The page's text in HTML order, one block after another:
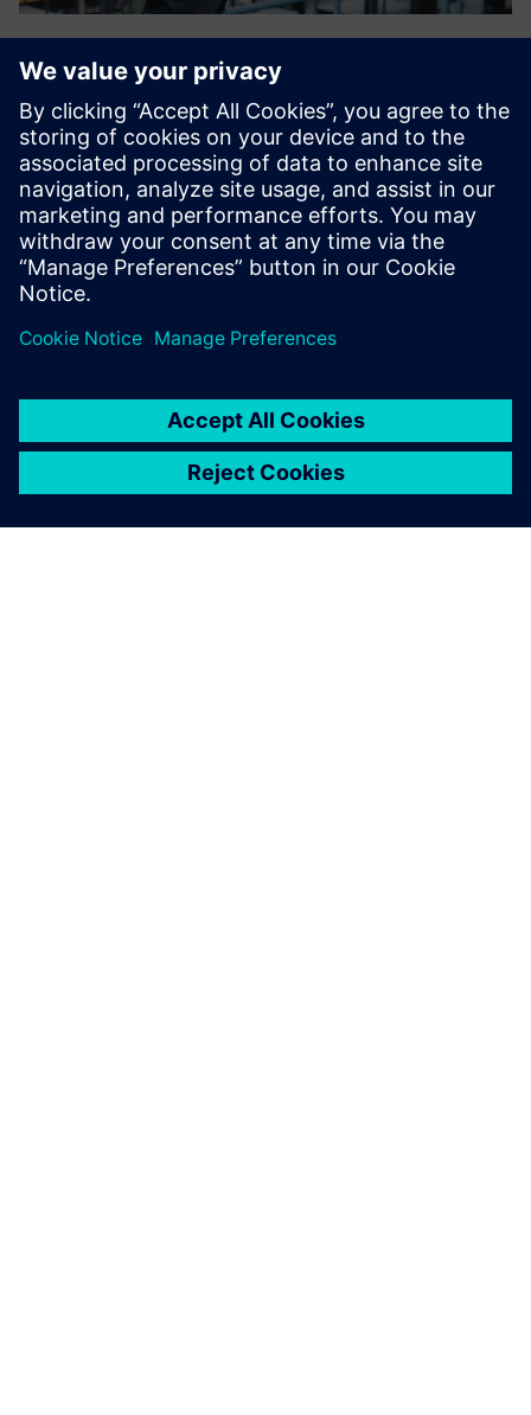
ENTIRETEC ir Siemens kartu sukūrė techninį OT dizainą,
kuris apjungia skirtingus OT ir IT reikalavimus. Daugiausia
dėmesio skiriama visapusiškam saugumui, sistemos
grūdinimui ir patikimumui. Kartu su 24x7 OT veikimo
koncepcija jis...
Sužinokite daugiau